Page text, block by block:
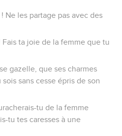
Ne les partage pas avec des
ta joie de la femme que tu
gazelle, que ses charmes
sans cesse épris de son
tu de la femme
tu tes caresses à une